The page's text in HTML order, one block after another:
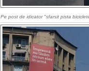
Pe post de idicator "sfarsit pista